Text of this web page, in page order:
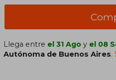
Llega entre el 31 Ago y el 08
Autónoma de Buenos Aires.